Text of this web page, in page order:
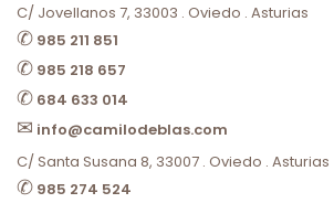
C/ Jovellanos 7, 33003 . Oviedo . Asturias
✆ 985 211 851
✆ 985 218 657
✆ 684 633 014
✉ info@camilodeblas.com
C/ Santa Susana 8, 33007 . Oviedo . Asturias
✆ 985 274 524